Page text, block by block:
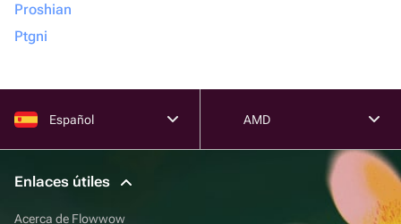
Proshian
Ptgni
Español AMD
Enlaces útiles
Acerca de Flowwow